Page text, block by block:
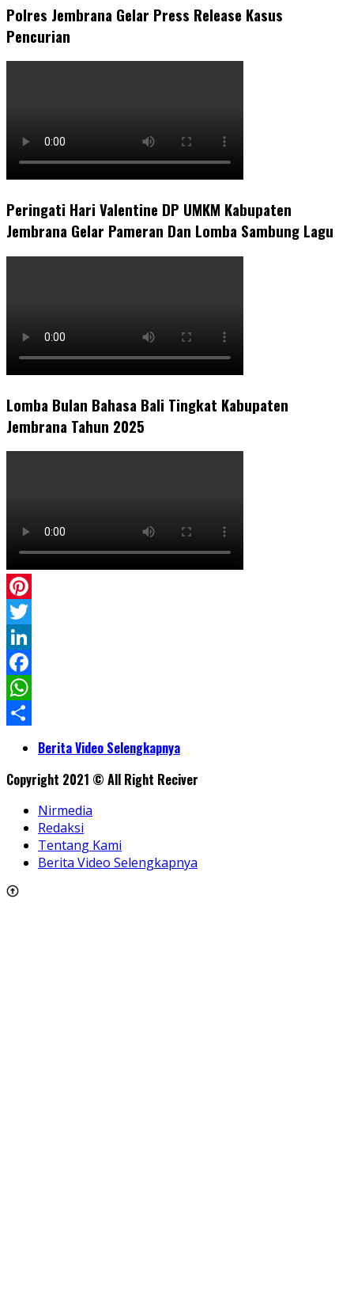
Polres Jembrana Gelar Press Release Kasus
Pencurian
Peringati Hari Valentine DP UMKM Kabupaten
Jembrana Gelar Pameran Dan Lomba Sambung Lagu
Lomba Bulan Bahasa Bali Tingkat Kabupaten
Jembrana Tahun 2025
Pinterest
Twitter
LinkedIn
Facebook
WhatsApp
ShareBerita Video Selengkapnya
Copyright 2021 © All Right Reciver
Nirmedia
Redaksi
Tentang Kami
Berita Video Selengkapnya